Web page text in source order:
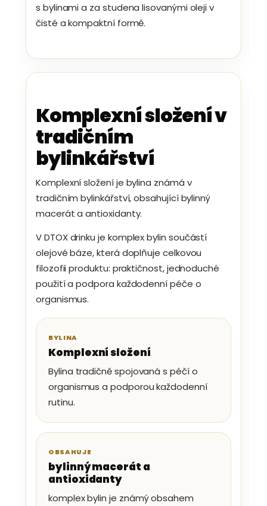
s bylinami a za studena lisovanými oleji v
čisté a kompaktní formě.
Komplexní složení v
tradičním
bylinkářství
Komplexní složení je bylina známá v
tradičním bylinkářství, obsahující bylinný
macerát a antioxidanty.
V DTOX drinku je komplex bylin součástí
olejové báze, která doplňuje celkovou
filozofii produktu: praktičnost, jednoduché
použití a podpora každodenní péče o
organismus.
BYLINA
Komplexní složení
Bylina tradičně spojovaná s péčí o
organismus a podporou každodenní
rutinu.
OBSAHUJE
bylinný macerát a
antioxidanty
komplex bylin je známý obsahem